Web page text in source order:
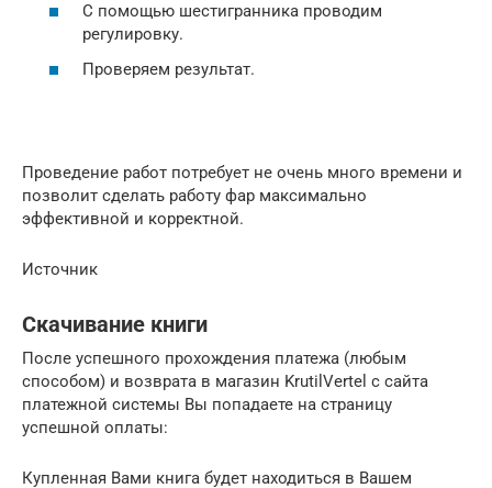
С помощью шестигранника проводим
регулировку.
Проверяем результат.
Проведение работ потребует не очень много времени и
позволит сделать работу фар максимально
эффективной и корректной.
Источник
Скачивание книги
После успешного прохождения платежа (любым
способом) и возврата в магазин KrutilVertel с сайта
платежной системы Вы попадаете на страницу
успешной оплаты:
Купленная Вами книга будет находиться в Вашем